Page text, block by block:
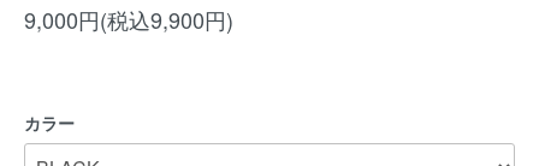
9,000円(税込9,900円)
カラー